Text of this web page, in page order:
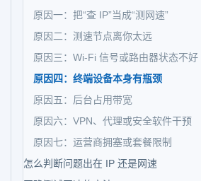
原因一：把“查 IP”当成“测网速”
原因二：测速节点离你太远
原因三：Wi-Fi 信号或路由器状态不好
原因四：终端设备本身有瓶颈
原因五：后台占用带宽
原因六：VPN、代理或安全软件干预
原因七：运营商拥塞或套餐限制
怎么判断问题出在 IP 还是网速